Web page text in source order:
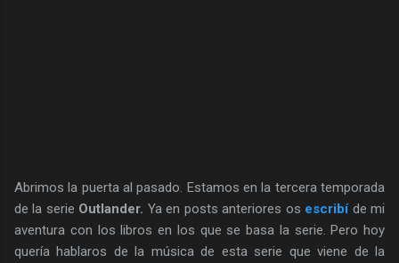
Abrimos la puerta al pasado. Estamos en la tercera temporada
de la serie Outlander. Ya en posts anteriores os escribí de mi
aventura con los libros en los que se basa la serie. Pero hoy
quería hablaros de la música de esta serie que viene de la